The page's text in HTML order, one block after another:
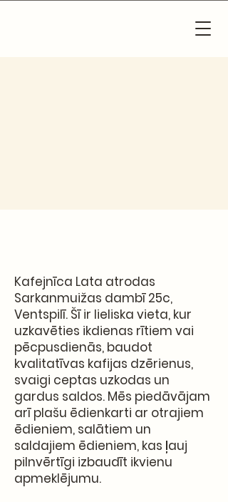
Kafejnīca Lata atrodas
Sarkanmuižas dambī 25c,
Ventspilī. Šī ir lieliska vieta, kur
uzkavēties ikdienas rītiem vai
pēcpusdienās, baudot
kvalitatīvas kafijas dzērienus,
svaigi ceptas uzkodas un
gardus saldos. Mēs piedāvājam
arī plašu ēdienkarti ar otrajiem
ēdieniem, salātiem un
saldajiem ēdieniem, kas ļauj
pilnvērtīgi izbaudīt ikvienu
apmeklējumu.